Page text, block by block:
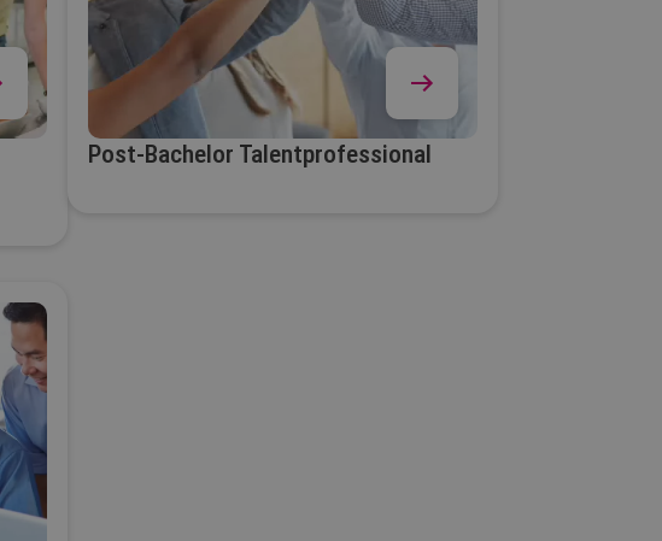
Post-Bachelor Talentprofessional